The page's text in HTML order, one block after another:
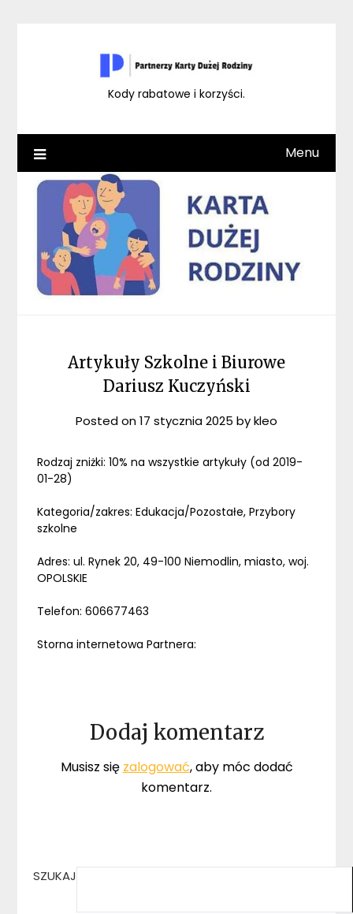
Kody rabatowe i korzyści.
Menu
Artykuły Szkolne i Biurowe
Dariusz Kuczyński
Posted on17 stycznia 2025 bykleo
Rodzaj zniżki: 10% na wszystkie artykuły (od 2019-
01-28)
Kategoria/zakres: Edukacja/Pozostałe, Przybory
szkolne
Adres: ul. Rynek 20, 49-100 Niemodlin, miasto, woj.
OPOLSKIE
Telefon: 606677463
Storna internetowa Partnera:
Dodaj komentarz
Musisz się zalogować, aby móc dodać
komentarz.
SZUKAJ